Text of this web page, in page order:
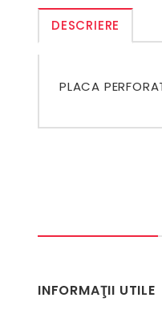
DESCRIERE
PLACA
INFORMAŢII UTILE